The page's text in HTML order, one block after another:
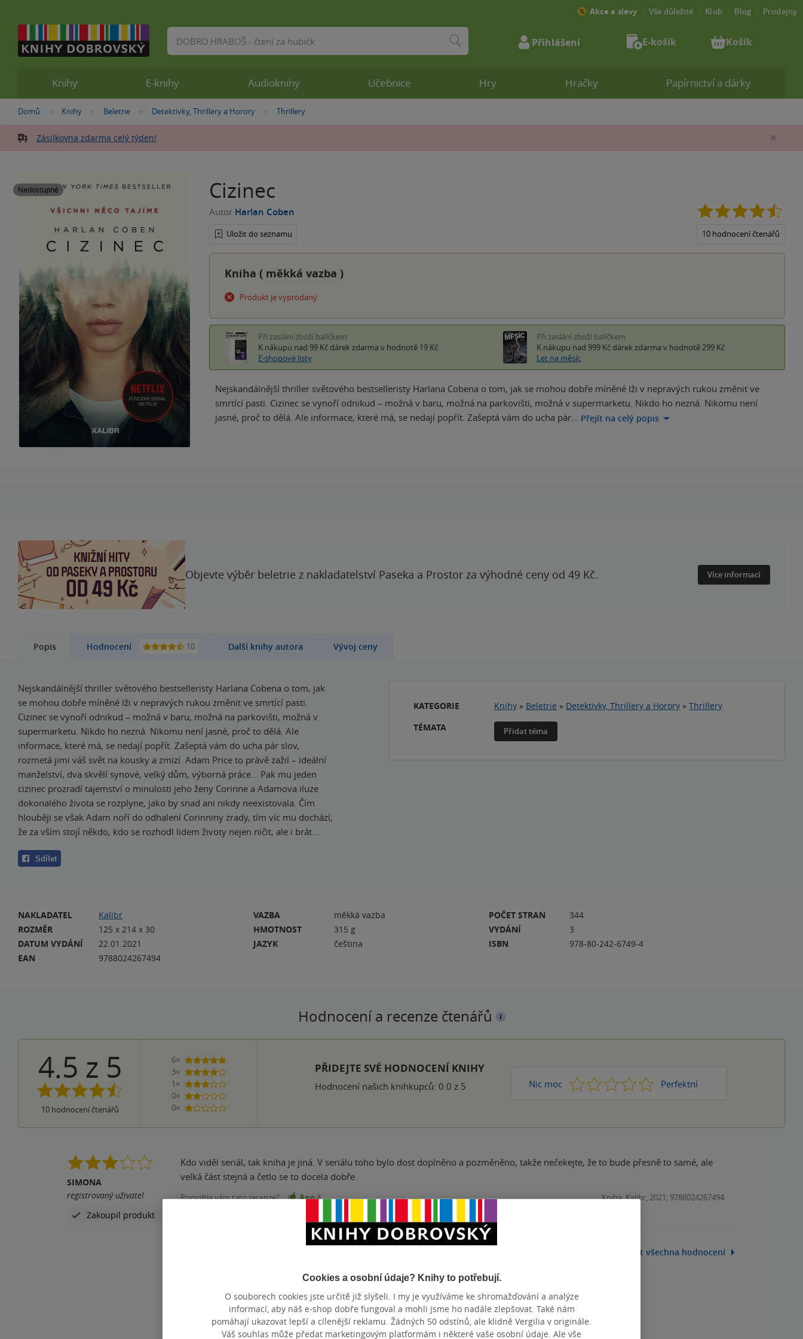
Nacházíte
zde:
Domů »
Knihy »
Beletrie »
Detektivky, Thrillery a Horory »
Thrillery
Zásilkovna zdarma celý týden!
Nedostupné Cizinec
Autor Harlan Coben
Uložit do seznamu 10 hodnocení čtenářů
Kniha ( měkká vazba )
Produkt je vyprodaný.
Při zaslání zboží balíčkem
K nákupu nad 99 Kč dárek zdarma v hodnotě 19 Kč
E-shopové listy
Při zaslání zboží balíčkem
K nákupu nad 999 Kč dárek zdarma v hodnotě 299 Kč
Let na měsíc
Nejskandálnější thriller světového bestselleristy Harlana Cobena o tom, jak se mohou dobře míněné lži v nepravých rukou změnit ve
smrtící pasti. Cizinec se vynoří odnikud – možná v baru, možná na parkovišti, možná v supermarketu. Nikdo ho nezná. Nikomu není
jasné, proč to dělá. Ale informace, které má, se nedají popřít. Zašeptá vám do ucha pár… Přejít na celý popis
Objevte výběr beletrie z nakladatelství Paseka a Prostor za výhodné ceny od 49 Kč. Více informací
Popis Hodnocení 10 Další knihy autora Vývoj ceny
Nejskandálnější thriller světového bestselleristy Harlana Cobena o tom, jak
se mohou dobře míněné lži v nepravých rukou změnit ve smrtící pasti.
Cizinec se vynoří odnikud – možná v baru, možná na parkovišti, možná v
supermarketu. Nikdo ho nezná. Nikomu není jasné, proč to dělá. Ale
informace, které má, se nedají popřít. Zašeptá vám do ucha pár slov,
rozmetá jimi váš svět na kousky a zmizí. Adam Price to právě zažil – ideální
manželství, dva skvělí synové, velký dům, výborná práce… Pak mu jeden
cizinec prozradí tajemství o minulosti jeho ženy Corinne a Adamova iluze
dokonalého života se rozplyne, jako by snad ani nikdy neexistovala. Čím
hlouběji se však Adam noří do odhalení Corinniny zrady, tím víc mu dochází,
že za vším stojí někdo, kdo se rozhodl lidem životy nejen ničit, ale i brát…
Sdílet
KATEGORIE Knihy » Beletrie » Detektivky, Thrillery a Horory »Thrillery
TÉMATA
Přidat téma
NAKLADATEL
Kalibr
ROZMĚR
125 x 214 x 30
DATUM VYDÁNÍ
22.01.2021
EAN
9788024267494
VAZBA
měkká vazba
HMOTNOST
315 g
JAZYK
čeština
POČET STRAN
344
VYDÁNÍ
3
ISBN
978-80-242-6749-4
Hodnocení a recenze čtenářů
4.5 z 5
10hodnocení čtenářů
6×
5 hvězdiček
3×
4 hvězdičky
1×
3 hvězdičky
0×
2 hvězdičky
0×
1 hvezdička
PŘIDEJTE SVÉ HODNOCENÍ KNIHY
Hodnocení našich knihkupců: 0.0 z 5 Nic moc 1 2 3 4 Perfektní
5
SIMONA
registrovaný uživatel
Zakoupil produkt
Kdo viděl seriál, tak kniha je jiná. V seriálu toho bylo dost doplněno a pozměněno, takže nečekejte, že to bude přesně to samé, ale
velká část stejná a četlo se to docela dobře.
Pomohla vám tato recenze? Ano4 Kniha, Kalibr, 2021, 9788024267494
Zobrazit všechna hodnocení
Přidat hodnocení
Knihy E-knihy Audioknihy Učebnice Hry Hračky Papírnictví a dárky
Akce a slevy Vše důležité Klub Blog Prodejny
Vyhledávání Přihlášení E-košík Košík
Cookies a osobní údaje? Knihy to potřebují.
O souborech cookies jste určitě již slyšeli. I my je využíváme ke shromažďování a analýze
informací, aby náš e-shop dobře fungoval a mohli jsme ho nadále zlepšovat. Také nám
pomáhají ukazovat lepší a cílenější reklamu. Žádných 50 odstínů, ale klidně Vergilia v originále.
Váš souhlas může předat marketingovým platformám i některé vaše osobní údaje. Ale vše